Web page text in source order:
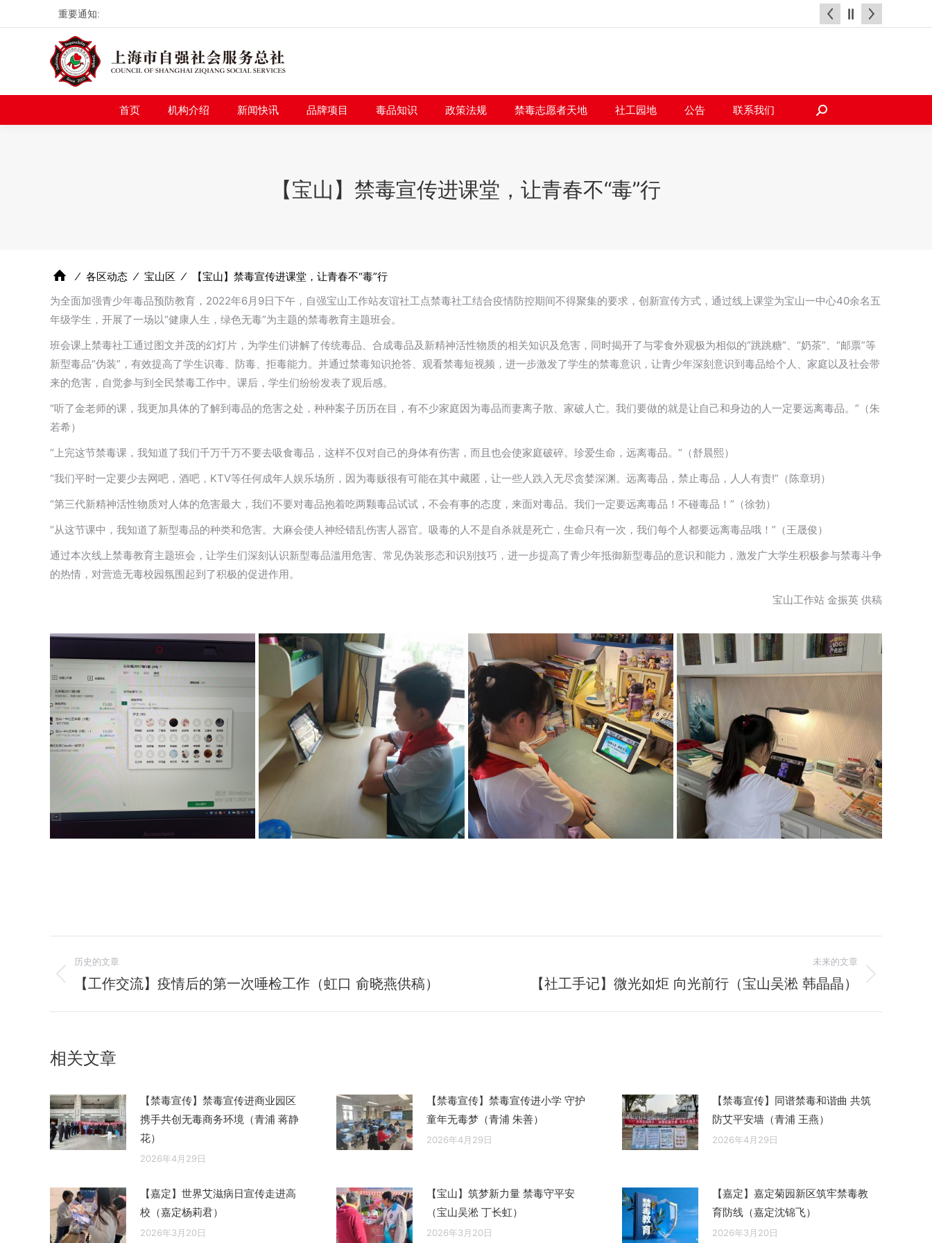
重要通知:
首页 机构介绍 新闻快讯 品牌项目 毒品知识 政策法规 禁毒志愿者天地 社工园地 公告 联系我们
搜
【宝山】禁毒宣传进课堂，让青春不“毒”行
⁄ 各区动态 ⁄ 宝山区 ⁄
【宝山】禁毒宣传进课堂，让青春不“毒”行
为全面加强青少年毒品预防教育，2022年6月9日下午，自强宝山工作站友谊社工点禁毒社工结合疫情防控期间不得聚集的要求，创新宣传方式，通过线上课堂为宝山一中心40余名五
年级学生，开展了一场以“健康人生，绿色无毒”为主题的禁毒教育主题班会。
班会课上禁毒社工通过图文并茂的幻灯片，为学生们讲解了传统毒品、合成毒品及新精神活性物质的相关知识及危害，同时揭开了与零食外观极为相似的“跳跳糖”、“奶茶”、“邮票”等
新型毒品“伪装”，有效提高了学生识毒、防毒、拒毒能力。并通过禁毒知识抢答、观看禁毒短视频，进一步激发了学生的禁毒意识，让青少年深刻意识到毒品给个人、家庭以及社会带
来的危害，自觉参与到全民禁毒工作中。课后，学生们纷纷发表了观后感。
“听了金老师的课，我更加具体的了解到毒品的危害之处，种种案子历历在目，有不少家庭因为毒品而妻离子散、家破人亡。我们要做的就是让自己和身边的人一定要远离毒品。”（朱
若希）
“上完这节禁毒课，我知道了我们千万千万不要去吸食毒品，这样不仅对自己的身体有伤害，而且也会使家庭破碎。珍爱生命，远离毒品。”（舒晨熙）
“我们平时一定要少去网吧，酒吧，KTV等任何成年人娱乐场所，因为毒贩很有可能在其中藏匿，让一些人跌入无尽贪婪深渊。远离毒品，禁止毒品，人人有责!”（陈章玥）
“第三代新精神活性物质对人体的危害最大，我们不要对毒品抱着吃两颗毒品试试，不会有事的态度，来面对毒品。我们一定要远离毒品！不碰毒品！”（徐勃）
“从这节课中，我知道了新型毒品的种类和危害。大麻会使人神经错乱伤害人器官。吸毒的人不是自杀就是死亡，生命只有一次，我们每个人都要远离毒品哦！”（王晟俊）
通过本次线上禁毒教育主题班会，让学生们深刻认识新型毒品滥用危害、常见伪装形态和识别技巧，进一步提高了青少年抵御新型毒品的意识和能力，激发广大学生积极参与禁毒斗争
的热情，对营造无毒校园氛围起到了积极的促进作用。
宝山工作站 金振英 供稿
章
导
航
历史的文章
历
章：
【工作交流】疫情后的第一次唾检工作（虹口 俞晓燕供稿）
未来的文章
【社工手记】微光如炬 向光前行（宝山吴淞 韩晶晶）
相关文章
【禁毒宣传】禁毒宣传进商业园区
携手共创无毒商务环境（青浦 蒋静
花）
2026年4月29日
【禁毒宣传】禁毒宣传进小学 守护
童年无毒梦（青浦 朱善）
2026年4月29日
【禁毒宣传】同谱禁毒和谐曲 共筑
防艾平安墙（青浦 王燕）
2026年4月29日
【嘉定】世界艾滋病日宣传走进高
校（嘉定杨莉君）
2026年3月20日
【宝山】筑梦新力量 禁毒守平安
（宝山吴淞 丁长虹）
2026年3月20日
【嘉定】嘉定菊园新区筑牢禁毒教
育防线（嘉定沈锦飞）
2026年3月20日
首页 机构介绍 新闻快讯 品牌项目 毒品知识 政策法规 禁毒志愿者天地 社工园地 公告 联系我们
搜